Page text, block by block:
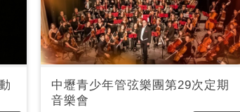
中壢青少年管弦樂團第29次定期
音樂會